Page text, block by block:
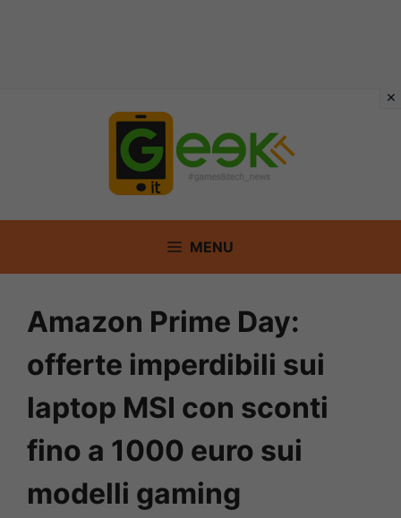
MENU
Amazon Prime Day:
offerte imperdibili sui
laptop MSI con sconti
fino a 1000 euro sui
modelli gaming